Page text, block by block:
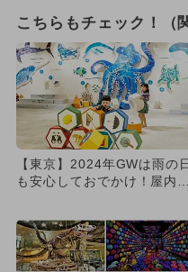
こちらもチェック！（
【東京】2024年GWは雨の日
も安心しておでかけ！屋内施